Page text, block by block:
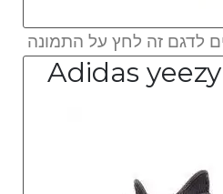
לדגם זה לחץ על התמונה
Adidas